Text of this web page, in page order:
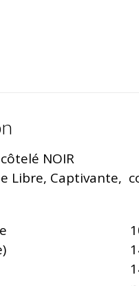
NOIR
Libre, Captivante,